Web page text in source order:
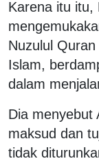
Karena itu itu,
Nuzulul
Islam,
dalam
Dia menyebut
maksud dan
tidak